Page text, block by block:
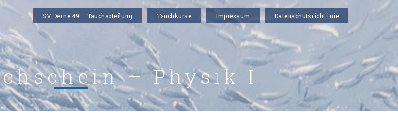
SV Derne 49 – Tauchabteilung Tauchkurse Impressum Datenschutzrichtlinie
– Physik I